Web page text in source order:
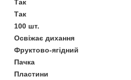
Так
Так
100 шт.
Освіжає дихання
Фруктово-ягідний
Пачка
Пластини